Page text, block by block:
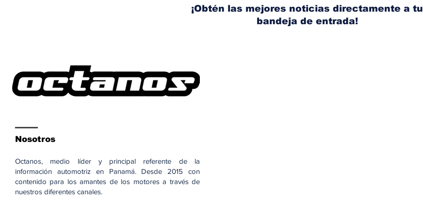
¡Obtén las mejores noticias directamente a tu
bandeja de entrada!
Nosotros
Octanos, medio líder y principal referente de la
información automotriz en Panamá. Desde 2015 con
contenido para los amantes de los motores a través de
nuestros diferentes canales.